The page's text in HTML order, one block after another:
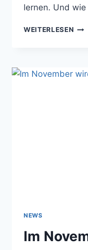
lernen. Und
WEITERLESEN DIE
NEWS
Im